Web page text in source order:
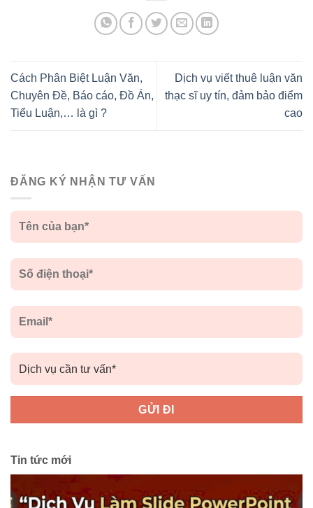
Cách Phân Biệt Luận Văn,
Chuyên Đề, Báo cáo, Đồ Án,
Tiểu Luận,… là gì ?
Dịch vụ viết thuê luận văn
thạc sĩ uy tín, đảm bảo điểm
cao
ĐĂNG KÝ NHẬN TƯ VẤN
Tin tức mới